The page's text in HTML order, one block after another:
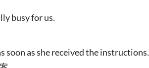
busy for us.
soon as she received the instructions.